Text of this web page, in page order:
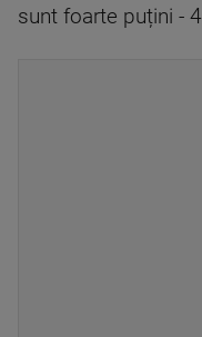
sunt foarte puțini -